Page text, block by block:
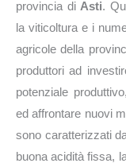
provincia di Asti.
la viticoltura e i
agricole della
produttori ad
potenziale
ed affrontare nuovi
sono caratterizzati
buona acidità fissa,